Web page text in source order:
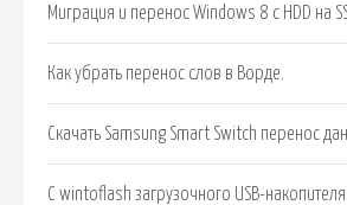
Миграция и перенос Windows 8 с HDD на
Как убрать перенос слов в Ворде.
Скачать Samsung Smart Switch перенос
С wintoflash загрузочного USB-накопителя